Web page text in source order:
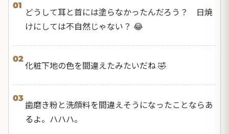
01
どうして耳と首には塗らなかったんだろう？ 日焼
けにしては不自然じゃない？ 😂
02
化粧下地の色を間違えたみたいだね 🤣
03
歯磨き粉と洗顔料を間違えそうになったことならあ
るよ。ハハハ。